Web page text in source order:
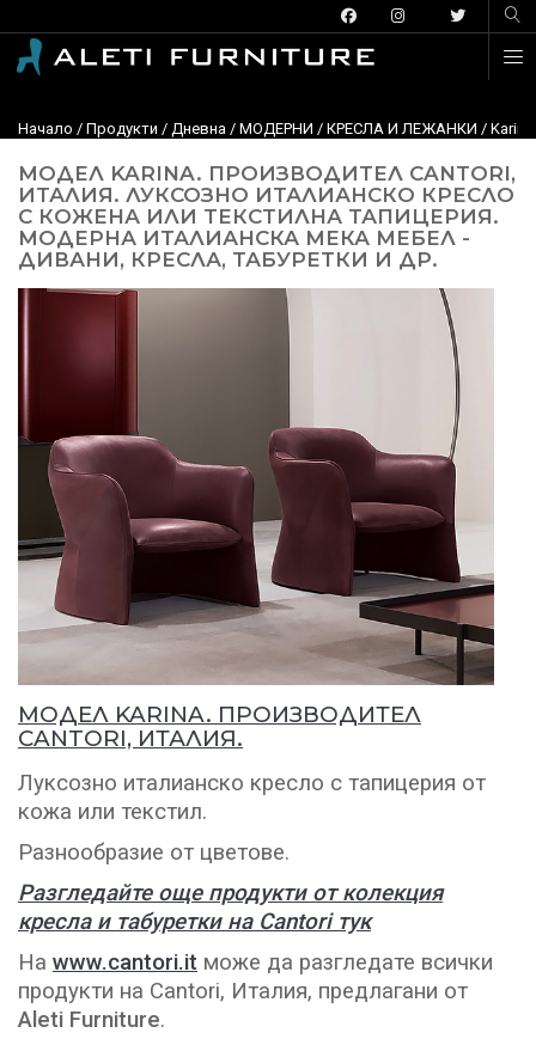
Начало / Продукти / Дневна / МОДЕРНИ / КРЕСЛА И ЛЕЖАНКИ /
МОДЕЛ KARINA. ПРОИЗВОДИТЕЛ CANTORI,
ИТАЛИЯ. ЛУКСОЗНО ИТАЛИАНСКО КРЕСЛО
С КОЖЕНА ИЛИ ТЕКСТИЛНА ТАПИЦЕРИЯ.
МОДЕРНА ИТАЛИАНСКА МЕКА МЕБЕЛ -
ДИВАНИ, КРЕСЛА, ТАБУРЕТКИ И ДР.
МОДЕЛ KARINA. ПРОИЗВОДИТЕЛ
CANTORI, ИТАЛИЯ.
Луксозно италианско кресло с тапицерия от
кожа или текстил.
Разнообразие от цветове.
Разгледайте още продукти от колекция
кресла и табуретки на Cantori тук
На www.cantori.it може да разгледате всички
продукти на Cantori, Италия, предлагани от
Aleti Furniture.